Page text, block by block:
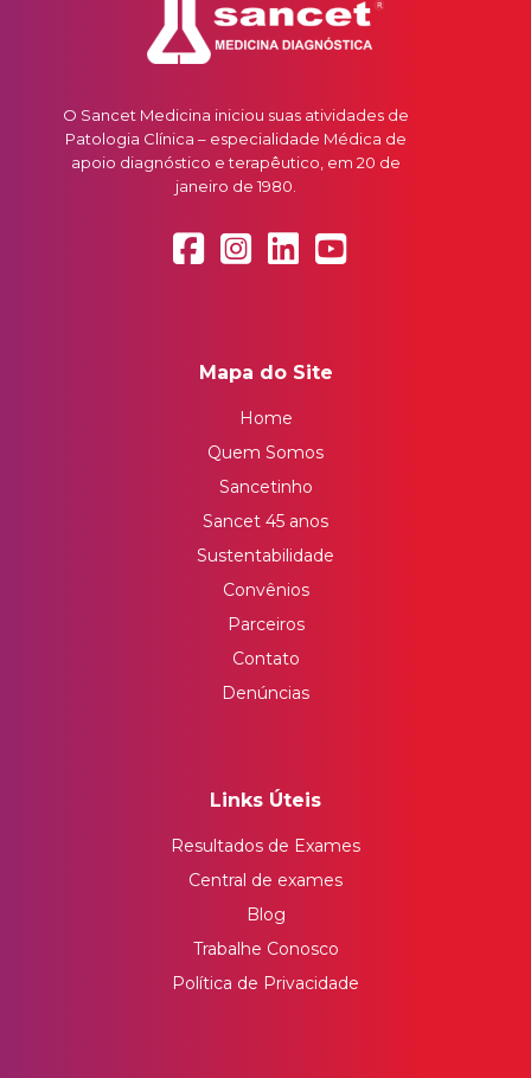
O Sancet Medicina iniciou suas atividades de
Patologia Clínica – especialidade Médica de
apoio diagnóstico e terapêutico, em 20 de
janeiro de 1980.
Mapa do Site
Home
Quem Somos
Sancetinho
Sancet 45 anos
Sustentabilidade
Convênios
Parceiros
Contato
Denúncias
Links Úteis
Resultados de Exames
Central de exames
Blog
Trabalhe Conosco
Política de Privacidade